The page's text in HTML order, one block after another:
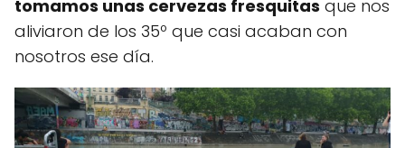
tomamos unas cervezas fresquitas que nos
aliviaron de los 35º que casi acaban con
nosotros ese día.